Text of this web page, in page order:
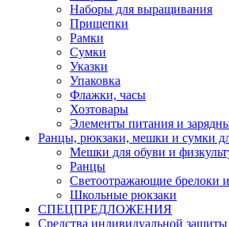
Наборы для выращивания
Прищепки
Рамки
Сумки
Указки
Упаковка
Флажки, часы
Хозтовары
Элементы питания и
Ранцы, рюкзаки, мешки и сумки
Мешки для обуви и
Ранцы
Светоотражающие брелоки
Школьные рюкзаки
СПЕЦПРЕДЛОЖЕНИЯ
Средства индивидуальной защиты